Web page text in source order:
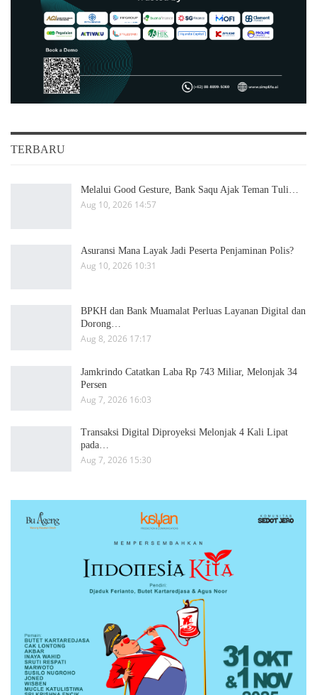
TERBARU
Melalui Good Gesture, Bank Saqu Ajak Teman Tuli…
Aug 10, 2026 14:57
Asuransi Mana Layak Jadi Peserta Penjaminan Polis?
Aug 10, 2026 10:31
BPKH dan Bank Muamalat Perluas Layanan Digital dan
Dorong…
Aug 8, 2026 17:17
Jamkrindo Catatkan Laba Rp 743 Miliar, Melonjak 34
Persen
Aug 7, 2026 16:03
Transaksi Digital Diproyeksi Melonjak 4 Kali Lipat
pada…
Aug 7, 2026 15:30